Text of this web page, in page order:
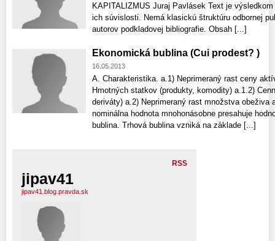
KAPITALIZMUS Juraj Pavlásek Text je
ich súvislosti. Nemá klasickú štruktúru odbornej
autorov podkladovej bibliografie. Obsah [...]
Ekonomická bublina (Cui prodest? )
16.05.2013
A. Charakteristika. a.1) Neprimeraný rast ceny
Hmotných statkov (produkty, komodity) a.1.2)
deriváty) a.2) Neprimeraný rast množstva obeživa
nominálna hodnota mnohonásobne presahuje
bublina. Trhová bublina vzniká na základe [...]
RSS
jipav41
jipav41.blog.pravda.sk